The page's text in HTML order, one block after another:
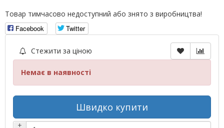
Товар тимчасово недоступний або знято з виробництва!
Facebook
Twitter
Стежити за ціною
Немає в наявності
Швидко купити
+